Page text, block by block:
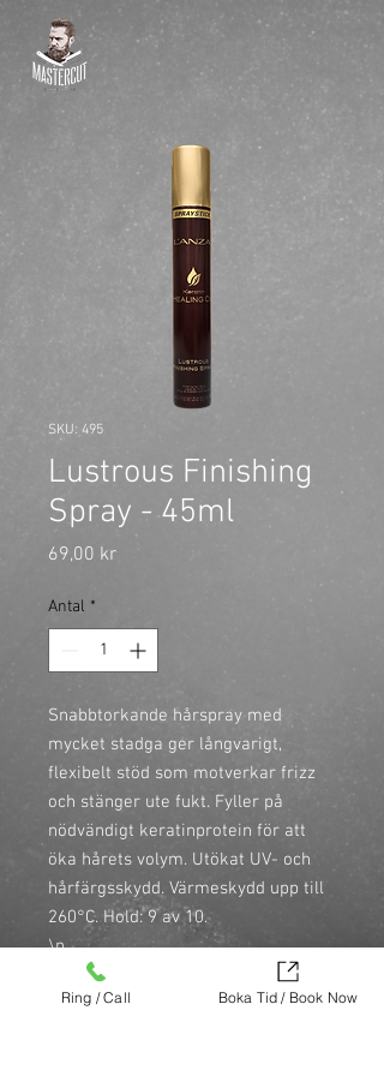
SKU: 495
Lustrous Finishing
Spray - 45ml
69,00 krPris
Antal *
Snabbtorkande hårspray med
mycket stadga ger långvarigt,
flexibelt stöd som motverkar frizz
och stänger ute fukt. Fyller på
nödvändigt keratinprotein för att
öka hårets volym. Utökat UV- och
hårfärgsskydd. Värmeskydd upp till
260°C. Hold: 9 av 10.
\n
\n• Hold: 9 av 10
\n• Torr med hög glans.
Ring / Call Boka Tid / Book Now